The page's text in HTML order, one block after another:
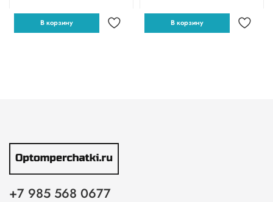
В корзину В корзину
+7 985 568 0677